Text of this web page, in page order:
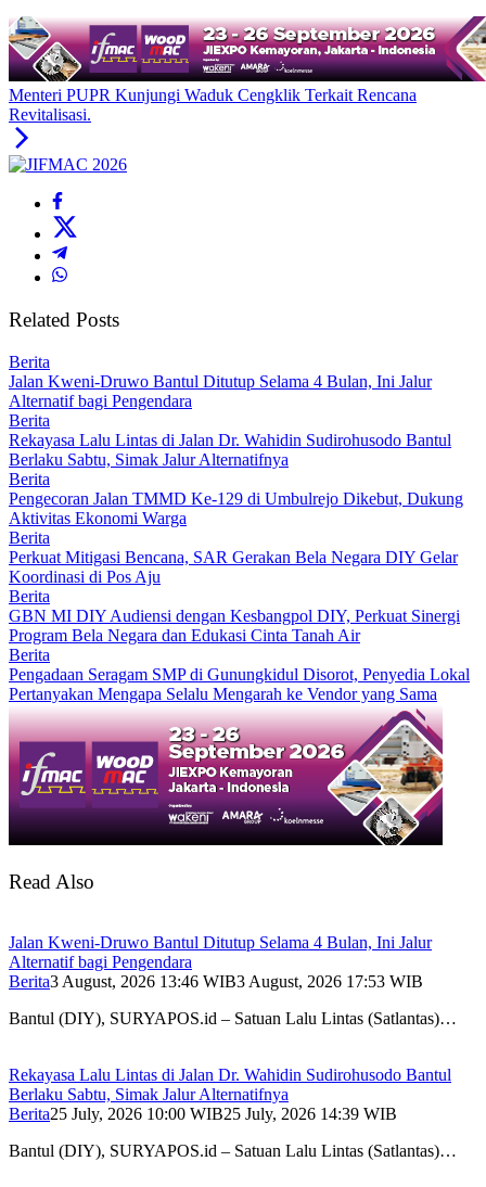
Menteri PUPR Kunjungi Waduk Cengklik Terkait Rencana
Revitalisasi.
Related Posts
Berita
Jalan Kweni-Druwo Bantul Ditutup Selama 4 Bulan, Ini Jalur
Alternatif bagi Pengendara
Berita
Rekayasa Lalu Lintas di Jalan Dr. Wahidin Sudirohusodo Bantul
Berlaku Sabtu, Simak Jalur Alternatifnya
Berita
Pengecoran Jalan TMMD Ke-129 di Umbulrejo Dikebut, Dukung
Aktivitas Ekonomi Warga
Berita
Perkuat Mitigasi Bencana, SAR Gerakan Bela Negara DIY Gelar
Koordinasi di Pos Aju
Berita
GBN MI DIY Audiensi dengan Kesbangpol DIY, Perkuat Sinergi
Program Bela Negara dan Edukasi Cinta Tanah Air
Berita
Pengadaan Seragam SMP di Gunungkidul Disorot, Penyedia Lokal
Pertanyakan Mengapa Selalu Mengarah ke Vendor yang Sama
Read Also
Jalan Kweni-Druwo Bantul Ditutup Selama 4 Bulan, Ini Jalur
Alternatif bagi Pengendara
Berita3 August, 2026 13:46 WIB3 August, 2026 17:53 WIB
Bantul (DIY), SURYAPOS.id – Satuan Lalu Lintas (Satlantas)…
Rekayasa Lalu Lintas di Jalan Dr. Wahidin Sudirohusodo Bantul
Berlaku Sabtu, Simak Jalur Alternatifnya
Berita25 July, 2026 10:00 WIB25 July, 2026 14:39 WIB
Bantul (DIY), SURYAPOS.id – Satuan Lalu Lintas (Satlantas)…